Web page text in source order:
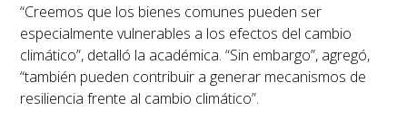
“Creemos que los bienes comunes pueden ser
especialmente vulnerables a los efectos del cambio
climático”, detalló la académica. “Sin embargo”, agregó,
“también pueden contribuir a generar mecanismos de
resiliencia frente al cambio climático”.